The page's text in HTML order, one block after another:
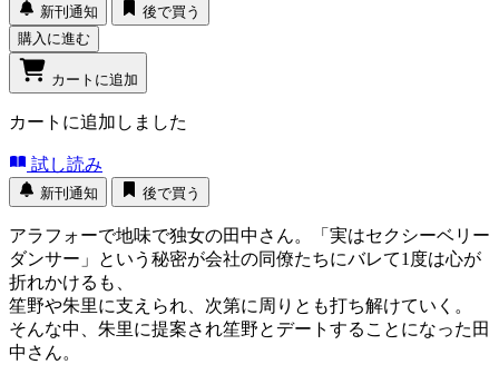
新刊通知
後で買う
購入に進む
カートに追加
カートに追加しました
試し読み
新刊通知 後で買う
アラフォーで地味で独女の田中さん。「実はセクシーベリー
ダンサー」という秘密が会社の同僚たちにバレて1度は心が
折れかけるも、
笙野や朱里に支えられ、次第に周りとも打ち解けていく。
そんな中、朱里に提案され笙野とデートすることになった田
中さん。